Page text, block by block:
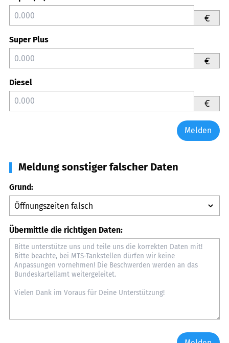
€
Super Plus
€
Diesel
€
Melden
Meldung sonstiger falscher Daten
Grund:
Übermittle die richtigen Daten: